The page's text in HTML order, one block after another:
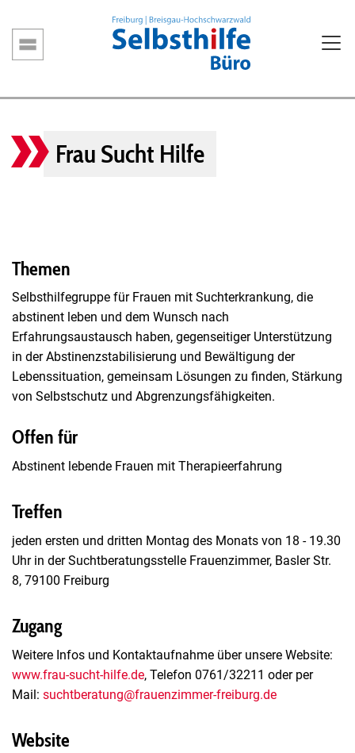
zum
Inhalt
Hauptnavigation
Frau Sucht Hilfe
Themen
Selbsthilfegruppe für Frauen mit Suchterkrankung, die
abstinent leben und dem Wunsch nach
Erfahrungsaustausch haben, gegenseitiger Unterstützung
in der Abstinenzstabilisierung und Bewältigung der
Lebenssituation, gemeinsam Lösungen zu finden, Stärkung
von Selbstschutz und Abgrenzungsfähigkeiten.
Offen für
Abstinent lebende Frauen mit Therapieerfahrung
Treffen
jeden ersten und dritten Montag des Monats von 18 - 19.30
Uhr in der Suchtberatungsstelle Frauenzimmer, Basler Str.
8, 79100 Freiburg
Zugang
Weitere Infos und Kontaktaufnahme über unsere Website:
www.frau-sucht-hilfe.de, Telefon 0761/32211 oder per
Mail: suchtberatung@frauenzimmer-freiburg.de
Website